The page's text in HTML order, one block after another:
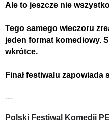
Ale to jeszcze nie
Tego samego wieczoru
jeden format komediowy.
wkrótce.
Finał festiwalu
---
Polski Festiwal Komedii